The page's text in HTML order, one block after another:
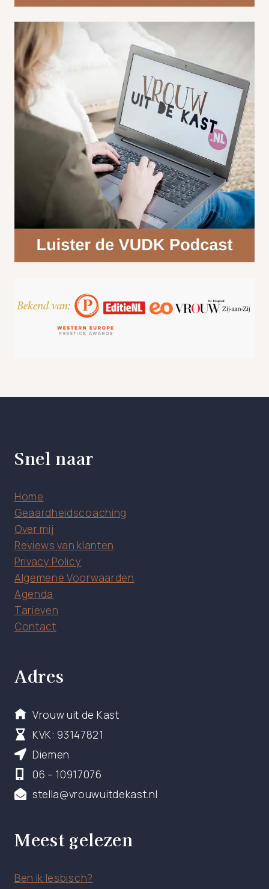
Snel naar
Home
Geaardheidscoaching
Over mij
Reviews van klanten
Privacy Policy
Algemene Voorwaarden
Agenda
Tarieven
Contact
Adres
Vrouw uit de Kast
KVK: 93147821
Diemen
06 – 10917076
stella@vrouwuitdekast.nl
Meest gelezen
Ben ik lesbisch?